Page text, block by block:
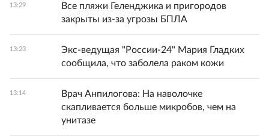
13:29
Все пляжи Геленджика и пригородов
закрыты из-за угрозы БПЛА
13:23
Экс-ведущая "России-24" Мария Гладких
сообщила, что заболела раком кожи
13:14
Врач Анпилогова: На наволочке
скапливается больше микробов, чем на
унитазе